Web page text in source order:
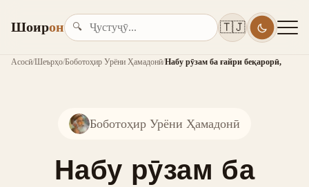
Шоирон 🔍 🇹🇯
Асосӣ/Шеърҳо/Боботоҳир Урёни Ҳамадонӣ/Набу рӯзам ба ғайри беқарорӣ,
Боботоҳир Урёни Ҳамадонӣ
Набу рӯзам ба